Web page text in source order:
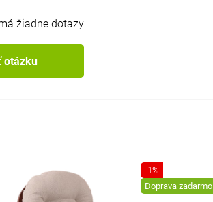
žiadne dotazy
otázku
-1%
Doprava zadarmo